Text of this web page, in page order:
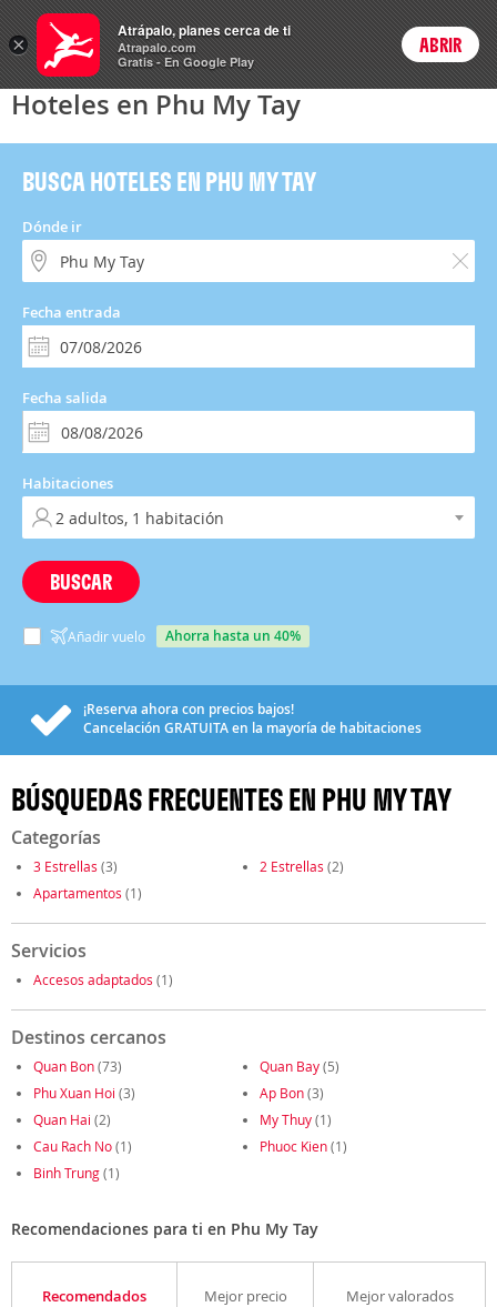
Hoteles Login
Hoteles en Phu My Tay
BUSCA HOTELES EN PHU MY TAY
Dónde ir
Fecha entrada
Fecha salida
Habitaciones
BUSCAR
Añadir vuelo ahorra hasta un 40%
¡Reserva ahora con precios bajos!
Cancelación GRATUITAen la mayoría de habitaciones
BÚSQUEDAS FRECUENTES EN PHU MY TAY
Categorías
3 Estrellas (3) 2 Estrellas (2)
Apartamentos (1)
Servicios
Accesos adaptados (1)
Destinos cercanos
Quan Bon(73) Quan Bay(5)
Phu Xuan Hoi (3) Ap Bon(3)
Quan Hai (2) My Thuy(1)
Cau Rach No(1) Phuoc Kien(1)
Binh Trung(1)
Recomendaciones para ti en Phu My Tay
Recomendados Mejor precio Mejor valorados
×
Atrápalo, planes cerca de ti
Atrapalo.com
Gratis - En Google Play
ABRIR